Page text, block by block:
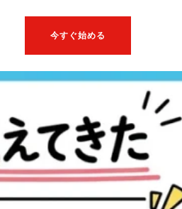
今すぐ始める